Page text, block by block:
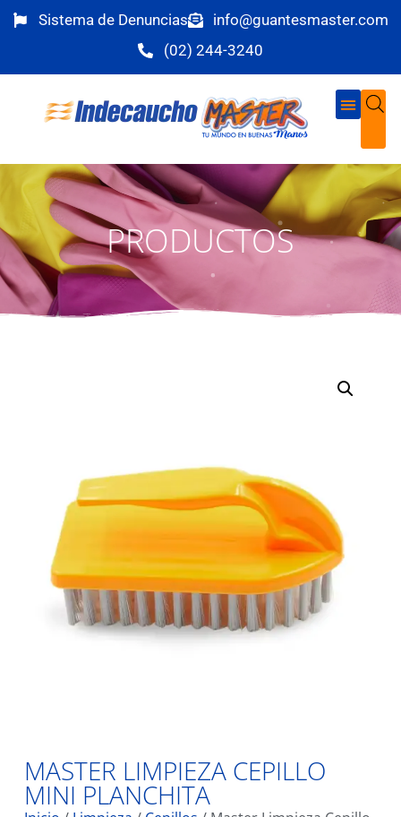
Sistema de Denuncias
info@guantesmaster.com
(02) 244-3240
PRODUCTOS
MASTER LIMPIEZA CEPILLO
MINI PLANCHITA